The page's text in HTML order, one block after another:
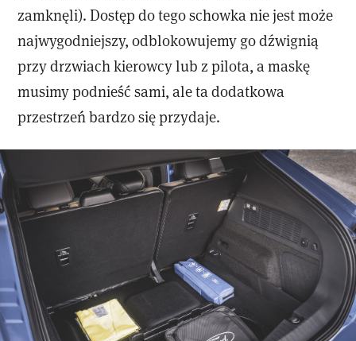
zamknęli). Dostęp do tego schowka nie jest może
najwygodniejszy, odblokowujemy go dźwignią
przy drzwiach kierowcy lub z pilota, a maskę
musimy podnieść sami, ale ta dodatkowa
przestrzeń bardzo się przydaje.